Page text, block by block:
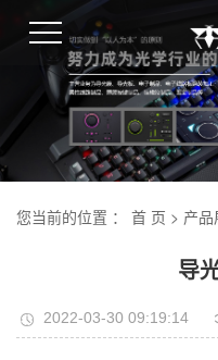
您当前的位置 ： 首 页 > 产
导
2022-03-30 09:19:14